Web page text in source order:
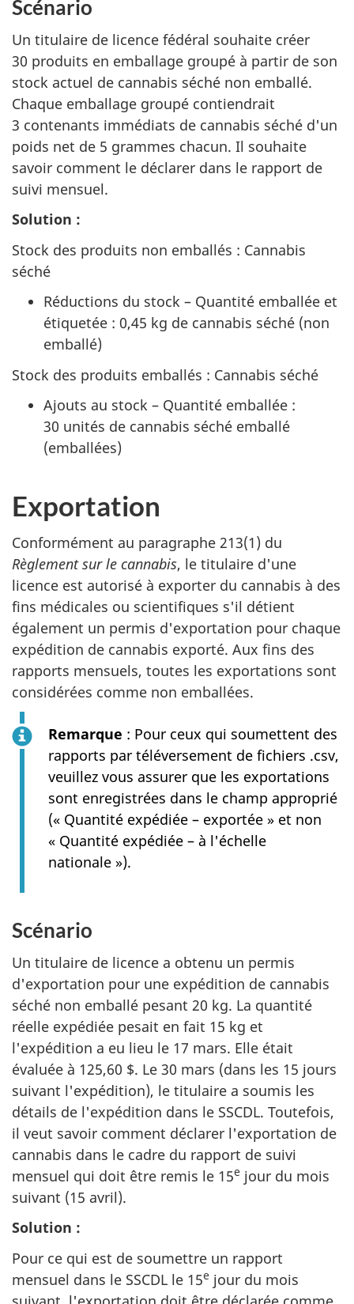
Scénario
Un titulaire de licence fédéral souhaite créer
30 produits en emballage groupé à partir de son
stock actuel de cannabis séché non emballé.
Chaque emballage groupé contiendrait
3 contenants immédiats de cannabis séché d'un
poids net de 5 grammes chacun. Il souhaite
savoir comment le déclarer dans le rapport de
suivi mensuel.
Solution :
Stock des produits non emballés : Cannabis
séché
Réductions du stock – Quantité emballée et
étiquetée : 0,45 kg de cannabis séché (non
emballé)
Stock des produits emballés : Cannabis séché
Ajouts au stock – Quantité emballée :
30 unités de cannabis séché emballé
(emballées)
Exportation
Conformément au paragraphe 213(1) du
Règlement sur le cannabis, le titulaire d'une
licence est autorisé à exporter du cannabis à des
fins médicales ou scientifiques s'il détient
également un permis d'exportation pour chaque
expédition de cannabis exporté. Aux fins des
rapports mensuels, toutes les exportations sont
considérées comme non emballées.
Remarque : Pour ceux qui soumettent des
rapports par téléversement de fichiers .csv,
veuillez vous assurer que les exportations
sont enregistrées dans le champ approprié
(« Quantité expédiée – exportée » et non
« Quantité expédiée – à l'échelle
nationale »).
Scénario
Un titulaire de licence a obtenu un permis
d'exportation pour une expédition de cannabis
séché non emballé pesant 20 kg. La quantité
réelle expédiée pesait en fait 15 kg et
l'expédition a eu lieu le 17 mars. Elle était
évaluée à 125,60 $. Le 30 mars (dans les 15 jours
suivant l'expédition), le titulaire a soumis les
détails de l'expédition dans le SSCDL. Toutefois,
il veut savoir comment déclarer l'exportation de
cannabis dans le cadre du rapport de suivi
mensuel qui doit être remis le 15e jour du mois
suivant (15 avril).
Solution :
Pour ce qui est de soumettre un rapport
mensuel dans le SSCDL le 15e jour du mois